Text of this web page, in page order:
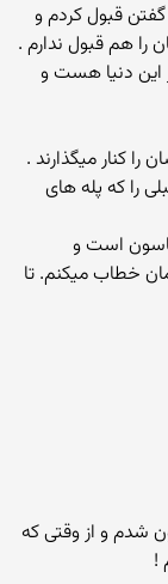
قبول کردم و
را هم قبول ندارم .
این دنیا هست و
کنار میگذارند .
را که پله های
است و
خطاب میکنم. تا
شدم و از وقتی که
!